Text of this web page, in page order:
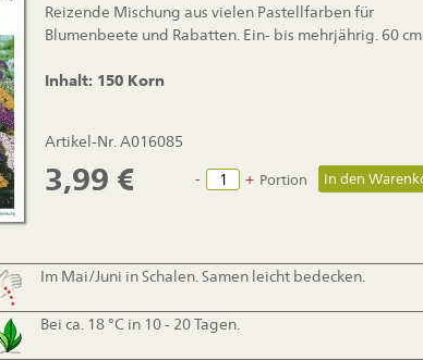
Reizende Mischung aus vielen Pastellfarben für
Blumenbeete und Rabatten. Ein- bis mehrjährig. 60 cm.
Inhalt: 150 Korn
Artikel-Nr. A016085
3,99 € - + Portion
Im Mai/Juni in Schalen. Samen leicht bedecken.
Bei ca. 18 °C in 10 - 20 Tagen.